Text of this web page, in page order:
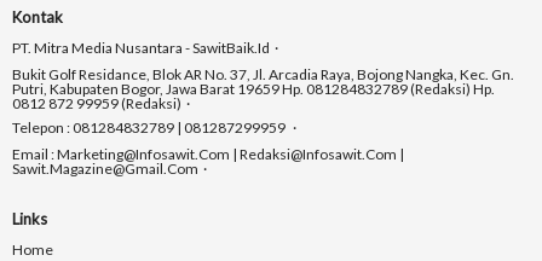
Kontak
PT. Mitra Media Nusantara - SawitBaik.id
Bukit Golf Residance, Blok AR No. 37, Jl. Arcadia Raya, Bojong Nangka, Kec. Gn.
Putri, Kabupaten Bogor, Jawa Barat 19659 Hp. 081284832789 (Redaksi) Hp.
0812 872 99959 (Redaksi)
Telepon : 081284832789 | 081287299959
Email : Marketing@infosawit.com | Redaksi@infosawit.com |
Sawit.magazine@gmail.com
Links
Home